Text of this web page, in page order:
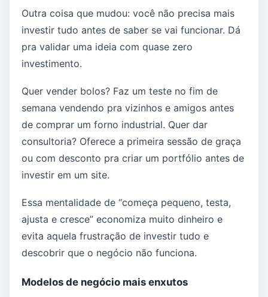
Outra coisa que mudou: você não precisa mais
investir tudo antes de saber se vai funcionar. Dá
pra validar uma ideia com quase zero
investimento.
Quer vender bolos? Faz um teste no fim de
semana vendendo pra vizinhos e amigos antes
de comprar um forno industrial. Quer dar
consultoria? Oferece a primeira sessão de graça
ou com desconto pra criar um portfólio antes de
investir em um site.
Essa mentalidade de “começa pequeno, testa,
ajusta e cresce” economiza muito dinheiro e
evita aquela frustração de investir tudo e
descobrir que o negócio não funciona.
Modelos de negócio mais enxutos